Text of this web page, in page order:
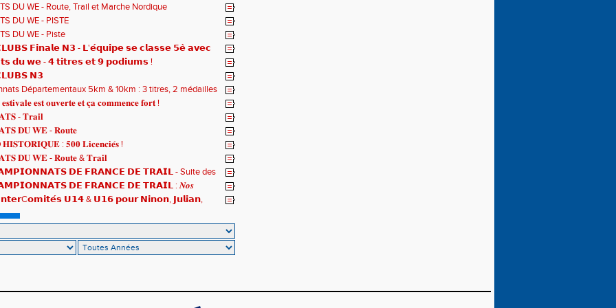
𝗱𝘂 𝗠𝗼𝗻𝗱𝗲 𝗨𝟮𝟬 𝗽𝗼𝘂𝗿 𝗔𝗹𝗼𝗶̈𝘀 !
DU WE - Route, Trail et Marche Nordique
DU WE - PISTE
DU WE - Piste
𝗙𝗶𝗻𝗮𝗹𝗲 𝗡𝟯 - 𝗟'𝗲́𝗾𝘂𝗶𝗽𝗲 𝘀𝗲 𝗰𝗹𝗮𝘀𝘀𝗲 𝟱𝗲̀ 𝗮𝘃𝗲𝗰
𝗱𝘂 𝘄𝗲 - 𝟰 𝘁𝗶𝘁𝗿𝗲𝘀 𝗲𝘁 𝟵 𝗽𝗼𝗱𝗶𝘂𝗺𝘀 !
𝗡𝟯
Départementaux 5km & 10km : 3 titres, 2 médailles
et un max de plaisir pour tous !
𝐞𝐬𝐭 𝐨𝐮𝐯𝐞𝐫𝐭𝐞 𝐞𝐭 𝐜̧𝐚 𝐜𝐨𝐦𝐦𝐞𝐧𝐜𝐞 𝐟𝐨𝐫𝐭 !
- 𝐓𝐫𝐚𝐢𝐥
𝐃𝐔 𝐖𝐄 - 𝐑𝐨𝐮𝐭𝐞
: 𝟓𝟎𝟎 𝐋𝐢𝐜𝐞𝐧𝐜𝐢𝐞́𝐬 !
𝐃𝐔 𝐖𝐄 - 𝐑𝐨𝐮𝐭𝐞 & 𝐓𝐫𝐚𝐢𝐥
𝗗𝗘 𝗙𝗥𝗔𝗡𝗖𝗘 𝗗𝗘 𝗧𝗥𝗔𝗜𝗟 - Suite des
𝗗𝗘 𝗙𝗥𝗔𝗡𝗖𝗘 𝗗𝗘 𝗧𝗥𝗔𝗜𝗟 : 𝑵𝒐𝒔
4 𝒎𝒆́𝒅𝒂𝒊𝒍𝒍𝒆𝒔 !𝗨𝟭𝟰 & 𝗨𝟭𝟲 𝗽𝗼𝘂𝗿 𝗡𝗶𝗻𝗼𝗻, 𝗝𝘂𝗹𝗶𝗮𝗻,